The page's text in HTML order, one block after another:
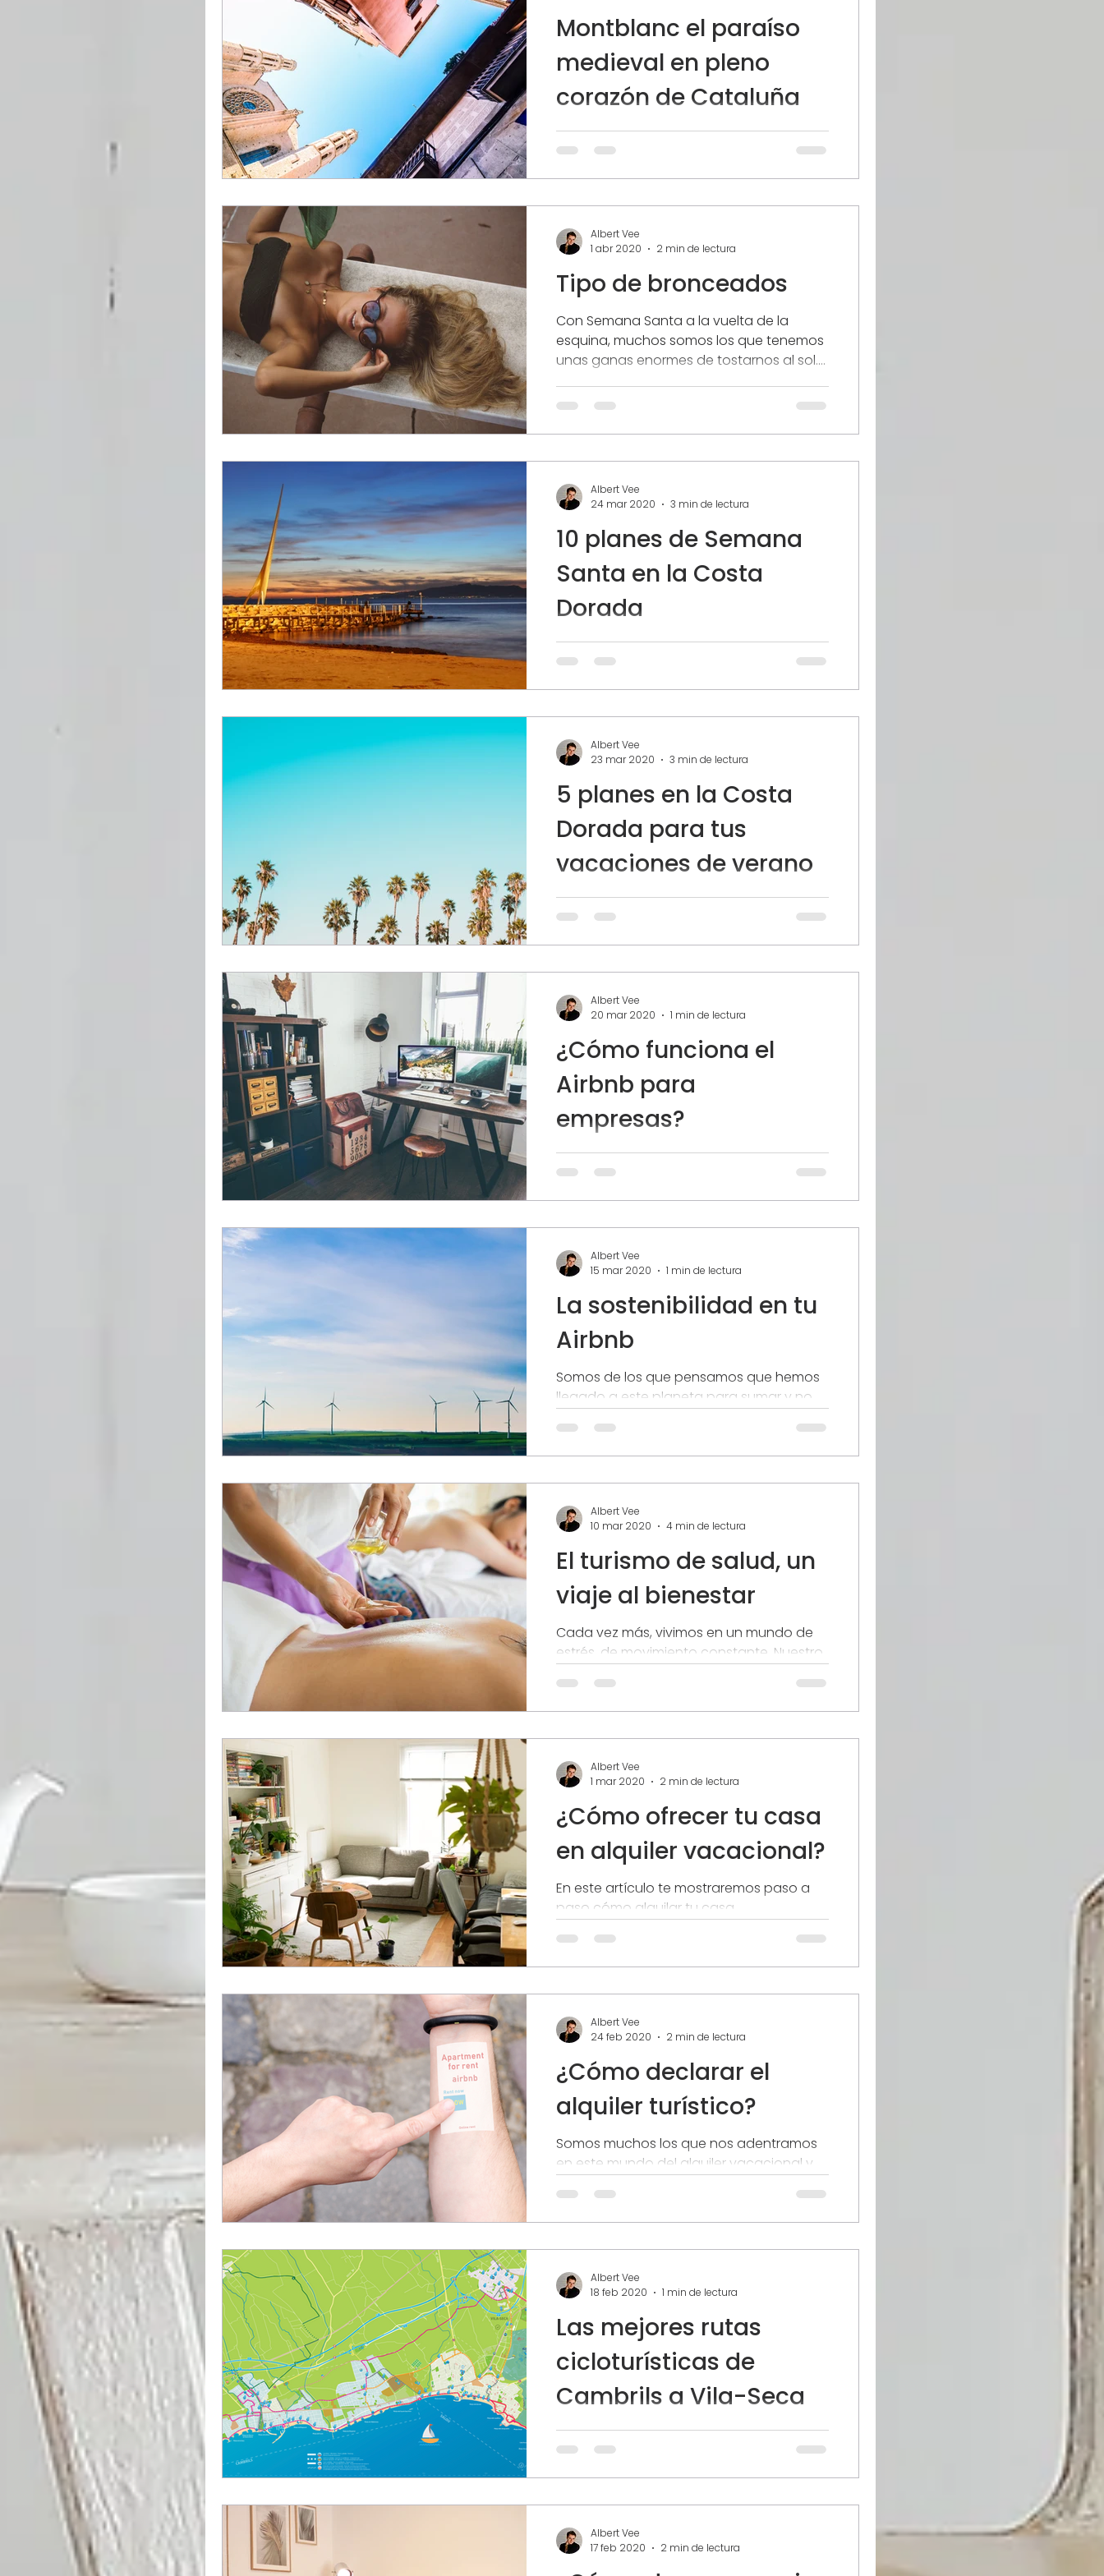
Montblanc el paraíso
medieval en pleno
corazón de Cataluña
Montblanc, emplazado en la cuenca del
Barberá, es uno de esos pueblos
medievales que los aficionados al género
Tipo de bronceados
Con Semana Santa a la vuelta de la
esquina, muchos somos los que tenemos
unas ganas enormes de tostarnos al sol.
Albert Vee
1 abr 2020
2 min de lectura
10 planes de Semana
Santa en la Costa
Dorada
Muchos somos los que después de un
largo invierno tenemos ganas por fin de
relajarnos y disfrutar de esa semana o
Albert Vee
24 mar 2020
3 min de lectura
5 planes en la Costa
Dorada para tus
vacaciones de verano
La Costa Dorada está ubicada en la
provincia de Tarragona, se haya frente a
las aguas del Mediterráneo y es un
Albert Vee
23 mar 2020
3 min de lectura
¿Cómo funciona el
Airbnb para
empresas?
El turismo tal y como lo conocemos aún
sigue existiendo y existirá prácticamente
siempre. En este blog hemos visto muchos
Albert Vee
20 mar 2020
1 min de lectura
La sostenibilidad en tu
Airbnb
Somos de los que pensamos que hemos
llegado a este planeta para sumar y no
difícil controlar...
Albert Vee
15 mar 2020
1 min de lectura
El turismo de salud, un
viaje al bienestar
Cada vez más, vivimos en un mundo de
estrés, de movimiento constante. Nuestro
vez menos...
Albert Vee
10 mar 2020
4 min de lectura
¿Cómo ofrecer tu casa
en alquiler vacacional?
En este artículo te mostraremos paso a
paso cómo alquilar tu casa
Albert Vee
1 mar 2020
2 min de lectura
¿Cómo declarar el
alquiler turístico?
Somos muchos los que nos adentramos
en este mundo del alquiler vacacional y
gestores de alojamientos...
Albert Vee
24 feb 2020
2 min de lectura
Las mejores rutas
cicloturísticas de
Cambrils a Vila-Seca
Vienes de un viaje cansado por el vuelo, el
ir y venir de las maletas, llegas a tu
apartamento vacacional con
Albert Vee
18 feb 2020
1 min de lectura
Albert Vee
17 feb 2020
2 min de lectura